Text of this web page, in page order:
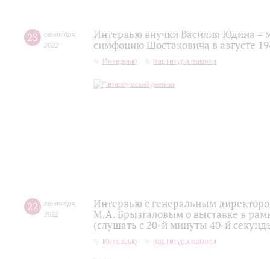
23 сентября
2022
Интервью внучки Василия Юдина –
симфонию Шостаковича в августе
Интервью партитура памяти
22 сентября
2022
Интервью с генеральным
М.А. Брызгаловым о выставке в
(слушать с 20-й минуты 40-й
Интервью партитура памяти